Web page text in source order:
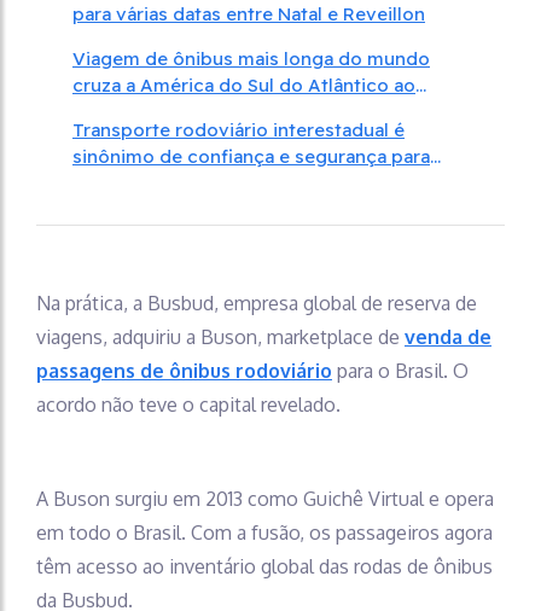
para várias datas entre Natal e Reveillon
Viagem de ônibus mais longa do mundo
cruza a América do Sul do Atlântico ao
Transporte rodoviário interestadual é
sinônimo de confiança e segurança para
Na prática, a Busbud, empresa global de reserva de
viagens, adquiriu a Buson, marketplace de venda de
passagens de ônibus rodoviário para o Brasil. O
acordo não teve o capital revelado.
A Buson surgiu em 2013 como Guichê Virtual e opera
em todo o Brasil. Com a fusão, os passageiros agora
têm acesso ao inventário global das rodas de ônibus
da Busbud.